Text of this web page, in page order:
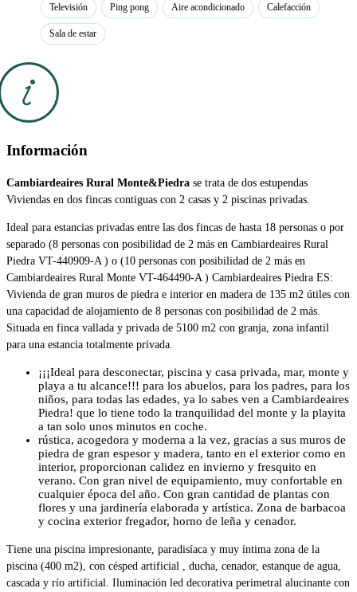
Televisión Ping pong Aire acondicionado Calefacción
Sala de estar
Información
Cambiardeaires Rural Monte&Piedra se trata de dos estupendas
Viviendas en dos fincas contiguas con 2 casas y 2 piscinas privadas.
Ideal para estancias privadas entre las dos fincas de hasta 18 personas o por
separado (8 personas con posibilidad de 2 más en Cambiardeaires Rural
Piedra VT-440909-A ) o (10 personas con posibilidad de 2 más en
Cambiardeaires Rural Monte VT-464490-A ) Cambiardeaires Piedra ES:
Vivienda de gran muros de piedra e interior en madera de 135 m2 útiles con
una capacidad de alojamiento de 8 personas con posibilidad de 2 más.
Situada en finca vallada y privada de 5100 m2 con granja, zona infantil
para una estancia totalmente privada.
¡¡¡Ideal para desconectar, piscina y casa privada, mar, monte y
playa a tu alcance!!! para los abuelos, para los padres, para los
niños, para todas las edades, ya lo sabes ven a Cambiardeaires
Piedra! que lo tiene todo la tranquilidad del monte y la playita
a tan solo unos minutos en coche.
rústica, acogedora y moderna a la vez, gracias a sus muros de
piedra de gran espesor y madera, tanto en el exterior como en
interior, proporcionan calidez en invierno y fresquito en
verano. Con gran nivel de equipamiento, muy confortable en
cualquier época del año. Con gran cantidad de plantas con
flores y una jardinería elaborada y artística. Zona de barbacoa
y cocina exterior fregador, horno de leña y cenador.
Tiene una piscina impresionante, paradisíaca y muy íntima zona de la
piscina (400 m2), con césped artificial , ducha, cenador, estanque de agua,
cascada y río artificial. Iluminación led decorativa perimetral alucinante con